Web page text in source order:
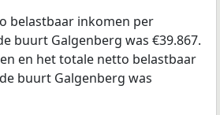
belastbaar inkomen per
buurt Galgenberg was €39.867.
en het totale netto belastbaar
buurt Galgenberg was